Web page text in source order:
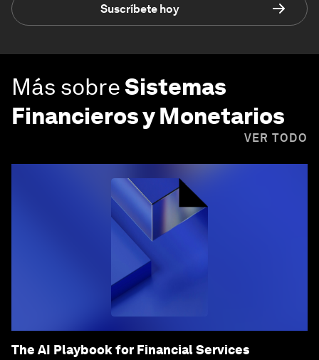
Suscríbete hoy
Más sobreSistemas
Financieros y Monetarios
VER TODO
The AI Playbook for Financial Services